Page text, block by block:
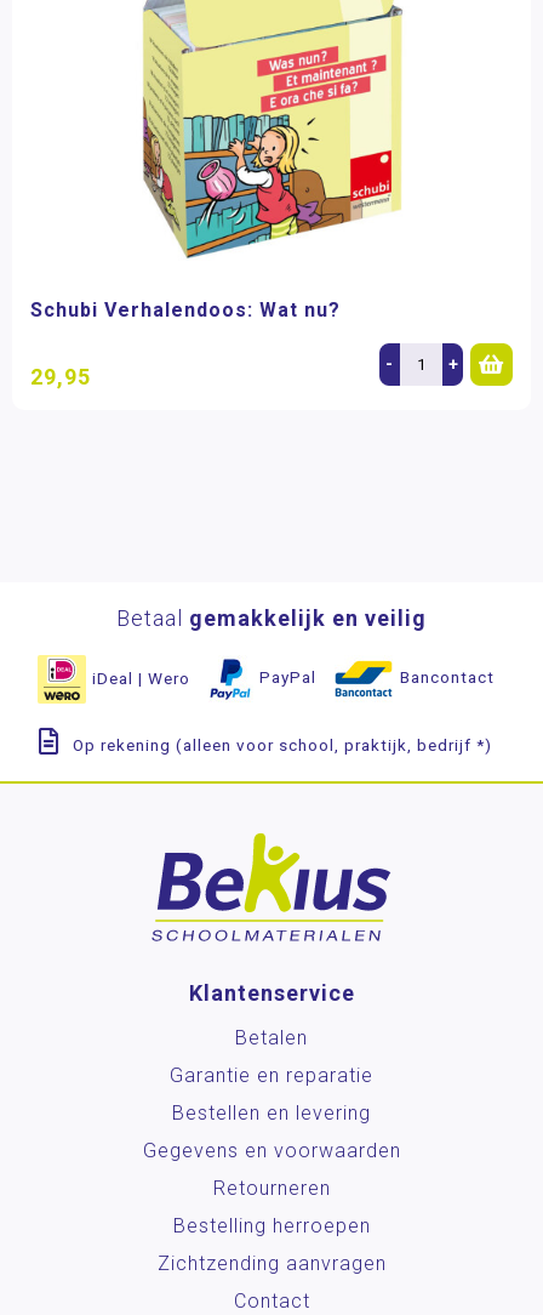
Schubi Verhalendoos: Wat nu?
29,95 - +
Betaal gemakkelijk en veilig
iDeal | Wero PayPal Bancontact
Op rekening (alleen voor school, praktijk, bedrijf *)
Klantenservice
Betalen
Garantie en reparatie
Bestellen en levering
Gegevens en voorwaarden
Retourneren
Bestelling herroepen
Zichtzending aanvragen
Contact